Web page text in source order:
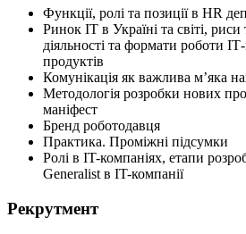
Функції, ролі та позиції в HR
Ринок IT в Україні та світі,
діяльності та формати роботи
продуктів
Комунікація як важлива м’яка
Методологія розробки нових
маніфест
Бренд роботодавця
Практика. Проміжні підсумки
Ролі в IT-компаніях, етапи
Generalist в IT-компанії
Рекрутмент